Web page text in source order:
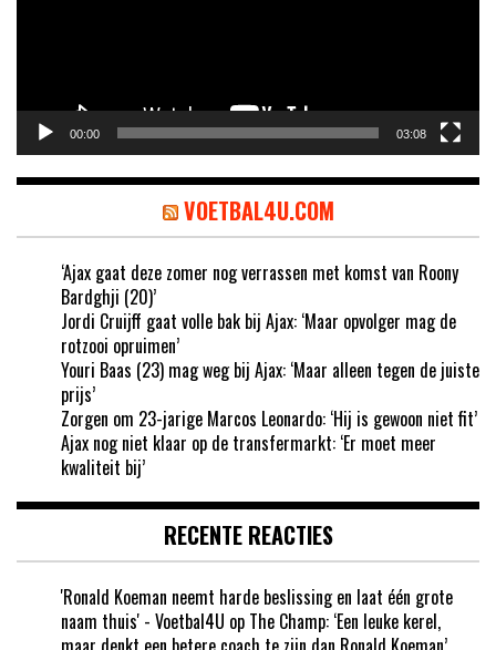
00:00 03:08
VOETBAL4U.COM
‘Ajax gaat deze zomer nog verrassen met komst van Roony
Bardghji (20)’
Jordi Cruijff gaat volle bak bij Ajax: ‘Maar opvolger mag de
rotzooi opruimen’
Youri Baas (23) mag weg bij Ajax: ‘Maar alleen tegen de juiste
prijs’
Zorgen om 23-jarige Marcos Leonardo: ‘Hij is gewoon niet fit’
Ajax nog niet klaar op de transfermarkt: ‘Er moet meer
kwaliteit bij’
RECENTE REACTIES
'Ronald Koeman neemt harde beslissing en laat één grote
naam thuis' - Voetbal4U op The Champ: ‘Een leuke kerel,